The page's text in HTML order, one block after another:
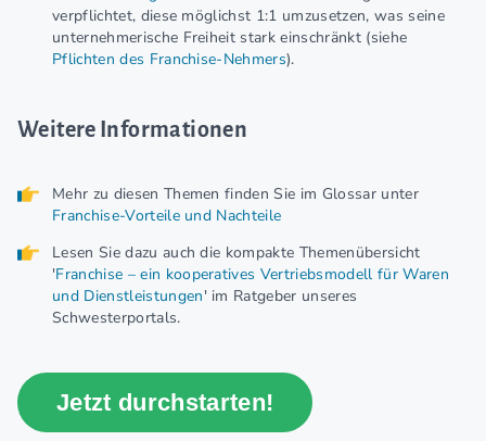
verpflichtet, diese möglichst 1:1 umzusetzen, was seine
unternehmerische Freiheit stark einschränkt (siehe
Pflichten des Franchise-Nehmers).
Weitere Informationen
Mehr zu diesen Themen finden Sie im Glossar unter
Franchise-Vorteile und Nachteile
Lesen Sie dazu auch die kompakte Themenübersicht
'Franchise – ein kooperatives Vertriebsmodell für Waren
und Dienstleistungen' im Ratgeber unseres
Schwesterportals.
Jetzt durchstarten!